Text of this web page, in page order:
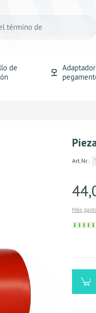
de
Art.Nr.:
Más